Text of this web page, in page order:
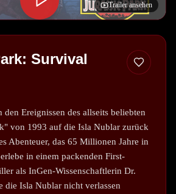
Trailer ansehen
Survival
den Ereignissen des allseits beliebten
von 1993 auf die Isla Nublar zurück
Abenteuer, das 65 Millionen Jahre in
in einem packenden First-
als InGen-Wissenschaftlerin Dr.
die Isla Nublar nicht verlassen